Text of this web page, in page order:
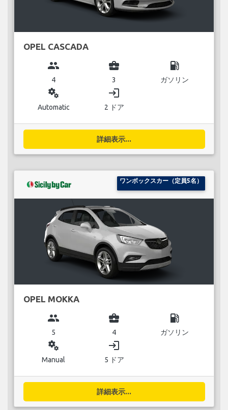
OPEL CASCADA
group
4
business_center
3
local_gas_station
ガソリン
miscellaneous_services
Automatic
login
2 ドア
詳細表示...
ワンボックスカー（定員5名）
OPEL MOKKA
group
5
business_center
4
local_gas_station
ガソリン
miscellaneous_services
Manual
login
5 ドア
詳細表示...